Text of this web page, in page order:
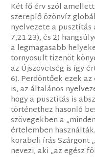
Két fő érv szól
szereplő özönvíz
nyelvezete a
7,21-23), és 2)
a legmagasabb
tornyosult tizenöt
az Újszövetség is így
6). Perdöntőek ezek
is, az általános
hogy a pusztítás is
történethez hasonló
szövegekben a
értelemben
korabeli írás Szárgont
nevezi, aki „az egész